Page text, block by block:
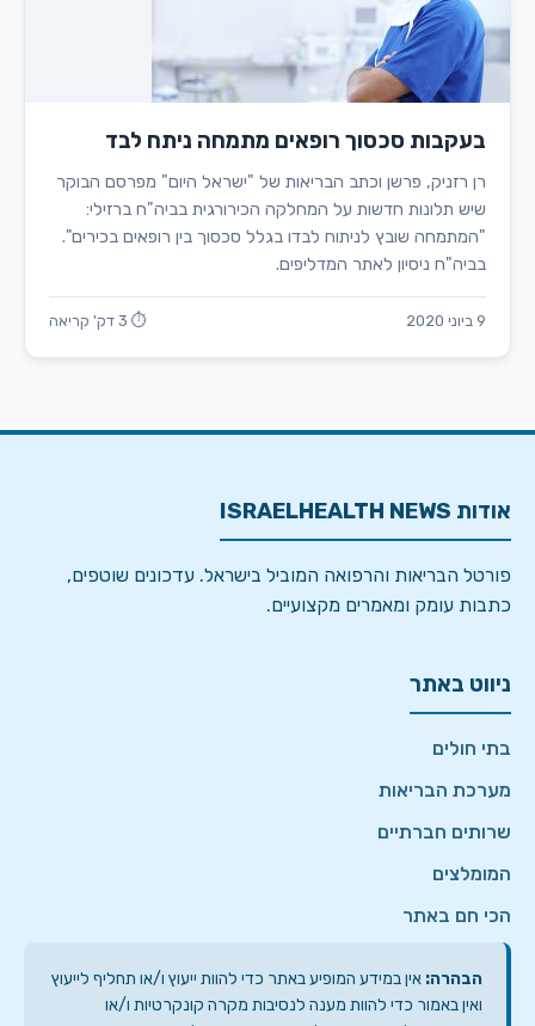
בעקבות סכסוך רופאים מתמחה ניתח לבד
רן רזניק, פרשן וכתב הבריאות של "ישראל היום" מפרסם הבוקר
שיש תלונות חדשות על המחלקה הכירורגית בביה"ח ברזילי:
"המתמחה שובץ לניתוח לבדו בגלל סכסוך בין רופאים בכירים".
בביה"ח ניסיון לאתר המדליפים.
9 ביוני 2020 ⏱ 3 דק' קריאה
אודות ISRAELHEALTH NEWS
פורטל הבריאות והרפואה המוביל בישראל. עדכונים שוטפים,
כתבות עומק ומאמרים מקצועיים.
ניווט באתר
בתי חולים
מערכת הבריאות
שרותים חברתיים
המומלצים
הכי חם באתר
הבהרה: אין במידע המופיע באתר כדי להוות ייעוץ ו/או תחליף לייעוץ
ואין באמור כדי להוות מענה לנסיבות מקרה קונקרטיות ו/או